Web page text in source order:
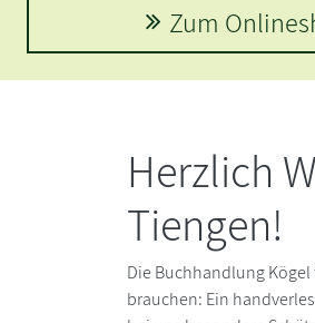
Zum Onlineshop
Herzlich
Tiengen!
Die Buchhandlung
brauchen: Ein